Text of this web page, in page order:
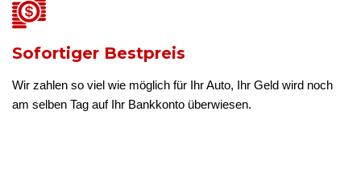
Sofortiger Bestpreis
Wir zahlen so viel wie möglich für Ihr Auto, Ihr Geld wird noch
am selben Tag auf Ihr Bankkonto überwiesen.